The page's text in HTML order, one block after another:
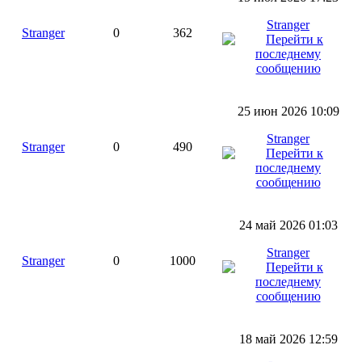
Stranger 0 362
Stranger
Stranger 0 490
25 июн 2026 10:09
Stranger
Stranger 0 1000
24 май 2026 01:03
Stranger
18 май 2026 12:59